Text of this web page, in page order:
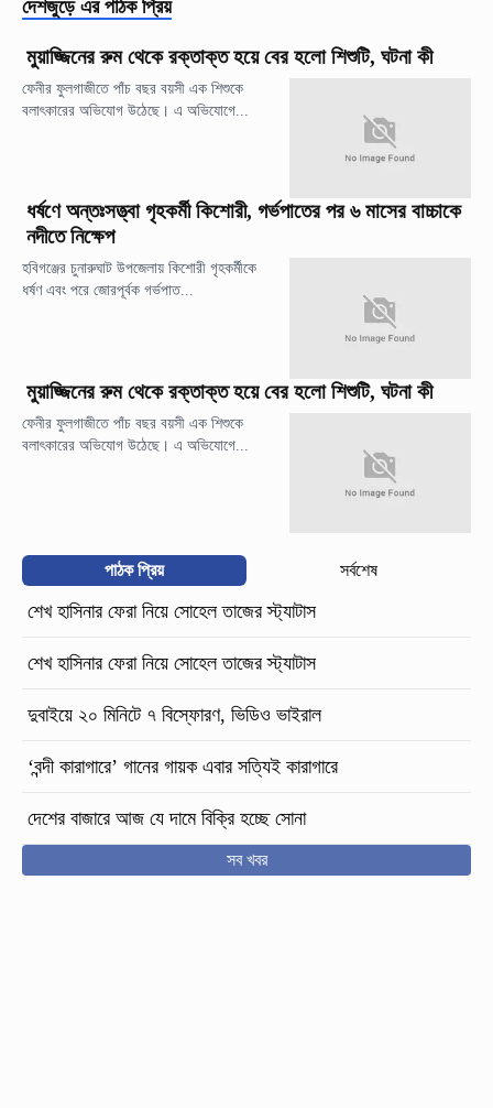
দেশজুড়ে এর পাঠক প্রিয়
মুয়াজ্জিনের রুম থেকে রক্তাক্ত হয়ে বের হলো শিশুটি, ঘটনা কী
ফেনীর ফুলগাজীতে পাঁচ বছর বয়সী এক শিশুকে
বলাৎকারের অভিযোগ উঠেছে। এ অভিযোগে...
ধর্ষণে অন্তঃসত্ত্বা গৃহকর্মী কিশোরী, গর্ভপাতের পর ৬ মাসের বাচ্চাকে
নদীতে নিক্ষেপ
হবিগঞ্জের চুনারুঘাট উপজেলায় কিশোরী গৃহকর্মীকে
ধর্ষণ এবং পরে জোরপূর্বক গর্ভপাত...
মুয়াজ্জিনের রুম থেকে রক্তাক্ত হয়ে বের হলো শিশুটি, ঘটনা কী
ফেনীর ফুলগাজীতে পাঁচ বছর বয়সী এক শিশুকে
বলাৎকারের অভিযোগ উঠেছে। এ অভিযোগে...
পাঠক প্রিয় সর্বশেষ
শেখ হাসিনার ফেরা নিয়ে সোহেল তাজের স্ট্যাটাস
শেখ হাসিনার ফেরা নিয়ে সোহেল তাজের স্ট্যাটাস
দুবাইয়ে ২০ মিনিটে ৭ বিস্ফোরণ, ভিডিও ভাইরাল
‘বন্দী কারাগারে’ গানের গায়ক এবার সত্যিই কারাগারে
দেশের বাজারে আজ যে দামে বিক্রি হচ্ছে সোনা
সব খবর